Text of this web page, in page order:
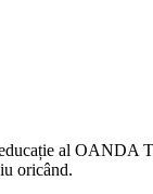
al OANDA
oricând.